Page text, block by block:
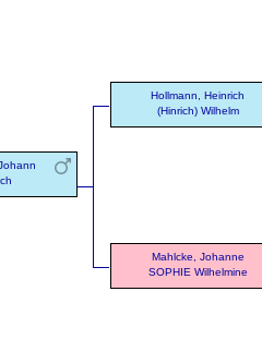
Hollmann, Heinrich
(Hinrich) Wilhelm
Mahlcke, Johanne
SOPHIE Wilhelmine